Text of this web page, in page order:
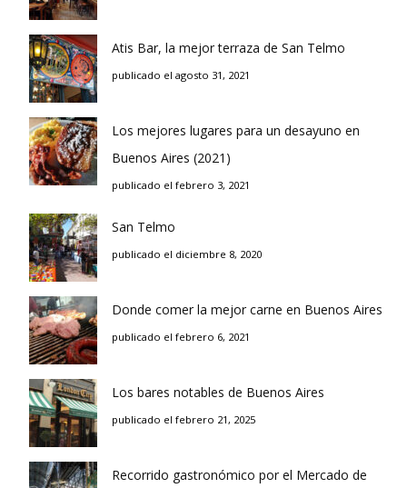
Atis Bar, la mejor terraza de San Telmo
publicado el agosto 31, 2021
Los mejores lugares para un desayuno en
Buenos Aires (2021)
publicado el febrero 3, 2021
San Telmo
publicado el diciembre 8, 2020
Donde comer la mejor carne en Buenos Aires
publicado el febrero 6, 2021
Los bares notables de Buenos Aires
publicado el febrero 21, 2025
Recorrido gastronómico por el Mercado de